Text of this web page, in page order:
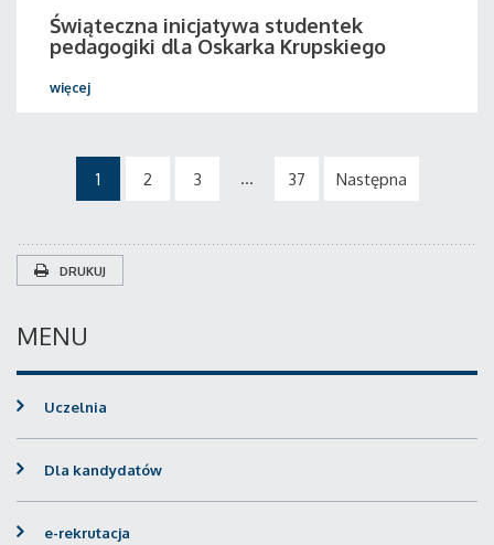
Świąteczna inicjatywa studentek
pedagogiki dla Oskarka Krupskiego
więcej
1 2 3 ... 37 Następna
DRUKUJ
MENU
Uczelnia
Dla kandydatów
e-rekrutacja